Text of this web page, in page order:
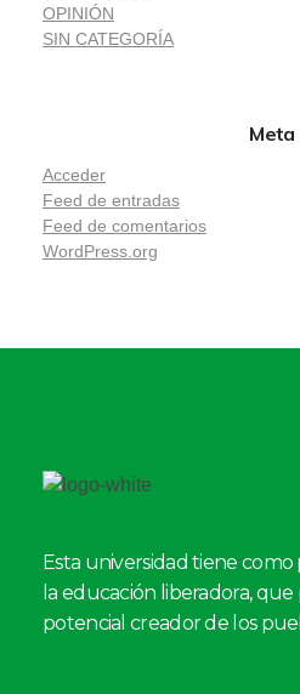
OPINIÓN
SIN CATEGORÍA
Meta
Acceder
Feed de entradas
Feed de comentarios
WordPress.org
Esta universidad tiene
la educación liberadora,
potencial creador de los